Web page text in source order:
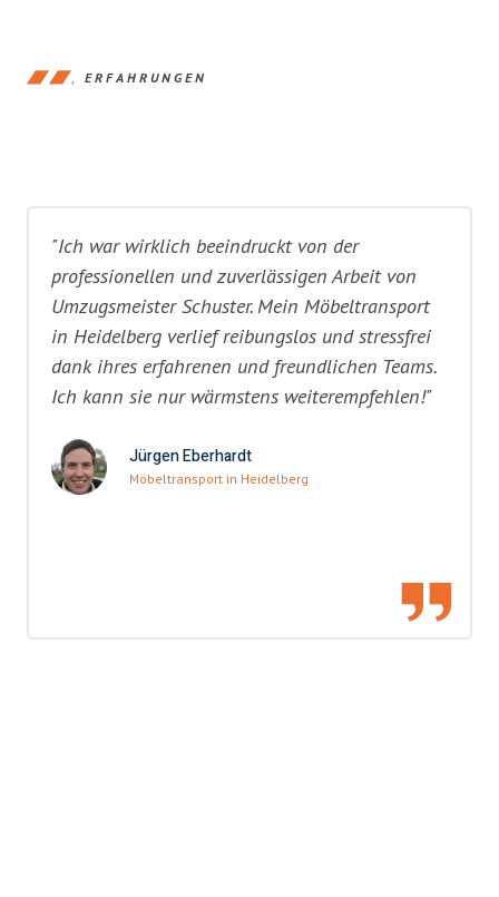
ERFAHRUNGEN
"Ich war wirklich beeindruckt von der
professionellen und zuverlässigen Arbeit von
Umzugsmeister Schuster. Mein Möbeltransport
in Heidelberg verlief reibungslos und stressfrei
dank ihres erfahrenen und freundlichen Teams.
Ich kann sie nur wärmstens weiterempfehlen!"
Jürgen Eberhardt
Möbeltransport in Heidelberg